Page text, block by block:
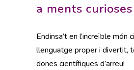
a ments curioses
Endinsa’t en l’increïble món
llenguatge proper i divertit,
dones científiques d’arreu!